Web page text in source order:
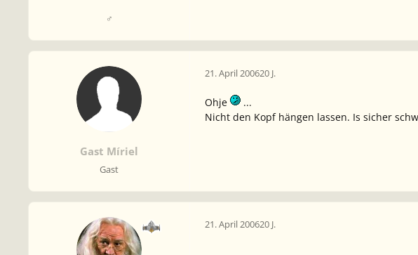
♂
Gast Míriel
Gast
21. April 200620 J.
Ohje
...
Nicht den Kopf hängen lassen. Is sicher
21. April 200620 J.